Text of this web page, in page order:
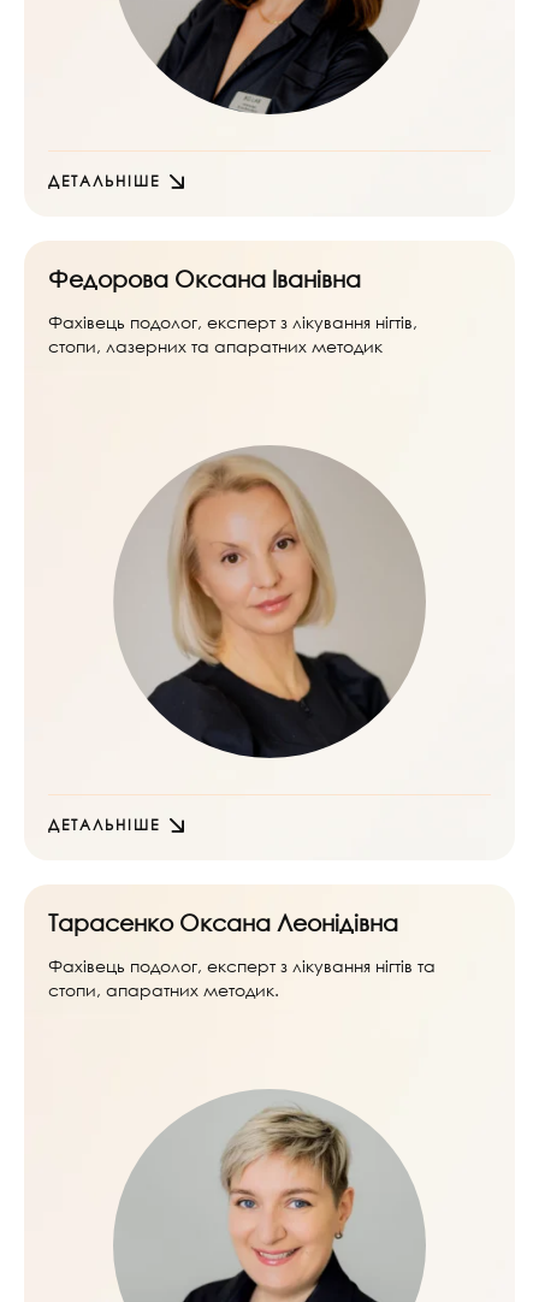
ДЕТАЛЬНІШЕ
Федорова Оксана Іванівна
Фахівець подолог, експерт з лікування нігтів,
стопи, лазерних та апаратних методик
ДЕТАЛЬНІШЕ
Тарасенко Оксана Леонідівна
Фахівець подолог, експерт з лікування нігтів та
стопи, апаратних методик.